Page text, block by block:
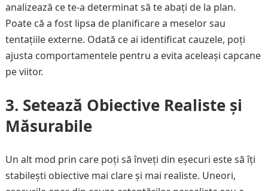
analizează ce te-a determinat să te abați de la plan.
Poate că a fost lipsa de planificare a meselor sau
tentațiile externe. Odată ce ai identificat cauzele, poți
ajusta comportamentele pentru a evita aceleași capcane
pe viitor.
3. Setează Obiective Realiste și
Măsurabile
Un alt mod prin care poți să înveți din eșecuri este să îți
stabilești obiective mai clare și mai realiste. Uneori,